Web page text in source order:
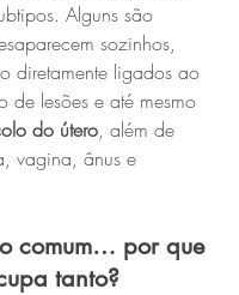
Alguns são
sozinhos,
diretamente ligados ao
de lesões e até mesmo
do útero, além de
vagina, ânus e
comum… por que
tanto?